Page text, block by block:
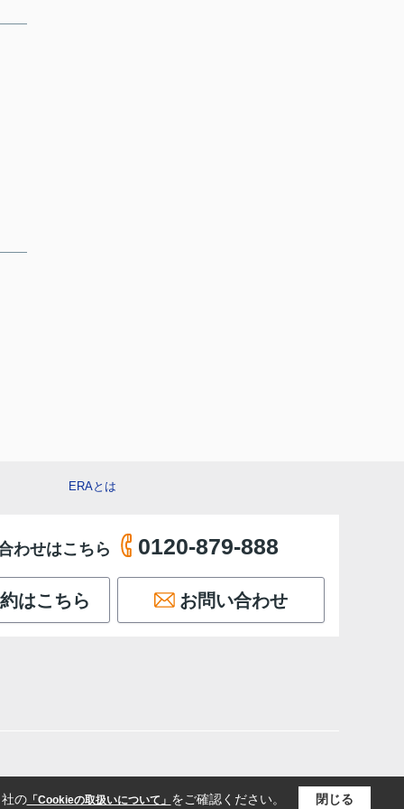
ERAとは
わせはこちら 0120-879-888
はこちら お問い合わせ
の「Cookieの取扱いについて」 をご確認ください。 閉じる